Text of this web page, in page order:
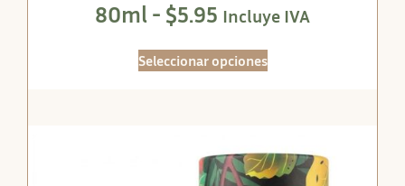
80ml - $5.95 Incluye IVA
Seleccionar opciones